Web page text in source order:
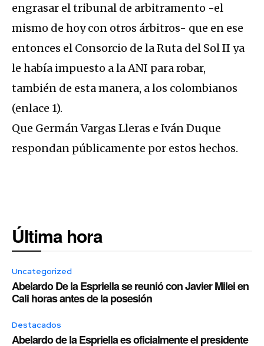
engrasar el tribunal de arbitramento -el
mismo de hoy con otros árbitros- que en ese
entonces el Consorcio de la Ruta del Sol II ya
le había impuesto a la ANI para robar,
también de esta manera, a los colombianos
(enlace 1).
Que Germán Vargas Lleras e Iván Duque
respondan públicamente por estos hechos.
Última hora
Uncategorized
Abelardo De la Espriella se reunió con Javier Milei en
Cali horas antes de la posesión
Destacados
Abelardo de la Espriella es oficialmente el presidente